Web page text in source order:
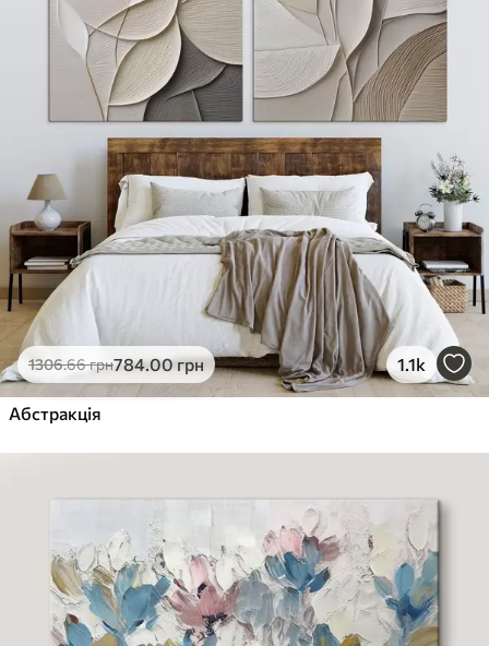
1306.66грн784.00грн 1.1k
Абстракція